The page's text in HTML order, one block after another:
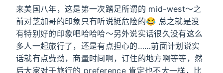
来美国八年，这是第一次踏足所谓的 mid-west～之
前对芝加哥的印象只有听说挺危险的😂 总之就是没
有特别好的印象吧哈哈哈～另外说实话很久没有这么
多人一起旅行了，还是有点担心的……前面计划说实
话就有点费劲，商量时间啊，订住的地方啊等等，然
后大家对于旅行的 preference 肯定也不大一样，比